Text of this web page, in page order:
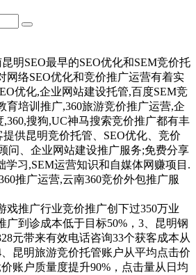
明SEO最早的SEO优化和SEM竞价托
网络SEO优化和竞价推广运营有着实
优化,企业网站建设托管,百度SEM竞
育培训推广,360旅游竞价推广运营,企
搜狗,UC神马搜索竞价推广都有丰
供昆明竞价托管、SEO优化、竞价
问、企业网站建设推广服务;免费分享
学习,SEM运营知识和自媒体网赚项目.
推广运营,云南360竞价外包推广服
戏推广行业竞价推广创下过350万业
广到诊成本低于目标50%，3、昆明钢
元带来有效电话咨询33个获客成本从
昆明旅游竞价托管账户从平均点击价
账户质量度提升90%，点击量从日均